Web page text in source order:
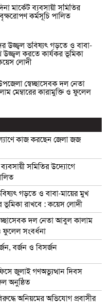
মার্কেট ব্যবসায়ী সমিতির
কর্মসূচি পালিত
উজ্জ্বল ভবিষ্যৎ গড়তে ও বাবা-
উজ্জ্বল করতে কার্যকর ভূমিকা
লোদী
স্বেচ্ছাসেবক দল নেতা
মেম্বারের কারামুক্তি ও ফুলেল
কাজ করছেন জেলা জজ
ব্যবসায়ী সমিতির উদ্যোগে
গড়তে ও বাবা-মায়ের মুখ
ভূমিকা রাখবে : কয়েস লোদী
দল নেতা আবুল কালাম
ফুলেল সংবর্ধনা
বর্জন ও বিসর্জন
জুলাই গণঅভ্যুত্থান দিবস
অনুষ্ঠিত
অনিয়মের অভিযোগ প্রবাসীর